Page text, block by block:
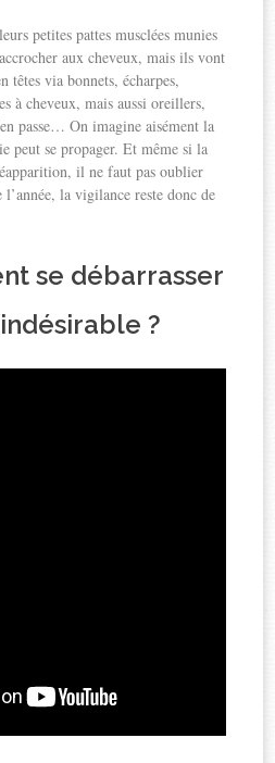
petites pattes musclées munies
aux cheveux, mais ils vont
têtes via bonnets, écharpes,
à cheveux, mais aussi oreillers,
passe… On imagine aisément la
peut se propager. Et même si la
il ne faut pas oublier
la vigilance reste donc de
se débarrasser
?